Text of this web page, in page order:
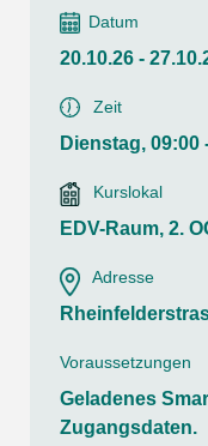
Datum
20.10.26 -
Zeit
Dienstag, 09:00
Kurslokal
EDV-Raum, 2.
Adresse
Voraussetzungen
Geladenes
Zugangsdaten.